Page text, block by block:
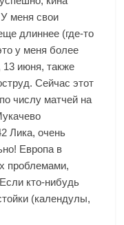
меня свои
длиннее (где-то
у меня более
13 июня, также
Сейчас этот
числу матчей на
Лика, очень
Европа в
проблемами,
кто-нибудь
(календулы,